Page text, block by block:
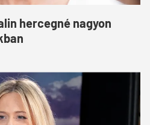
hercegné nagyon